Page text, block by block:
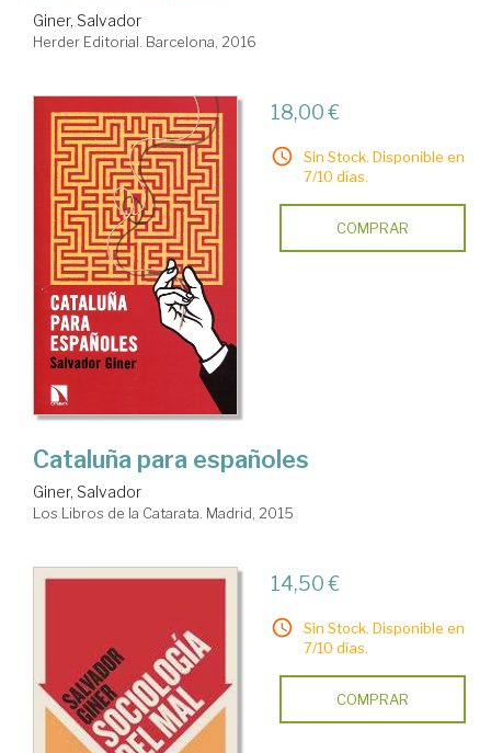
Giner, Salvador
Herder Editorial. Barcelona, 2016
18,00 €
Sin Stock. Disponible en
7/10 días.
COMPRAR
Cataluña para españoles
Giner, Salvador
Los Libros de la Catarata. Madrid, 2015
14,50 €
Sin Stock. Disponible en
7/10 días.
COMPRAR